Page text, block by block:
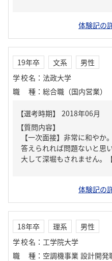
体験記の
19年卒 文系
男性
学校名 ： 法政大学
職種 ： 総合職（国内営業）
【質問内容】
【一次面接】非常に和や
答えられれば問題ないと思
大して深堀もされません。
体験記の
18年卒 理系
男性
学校名 ： 工学院大学
職種 ： 空調機事業 設計開発